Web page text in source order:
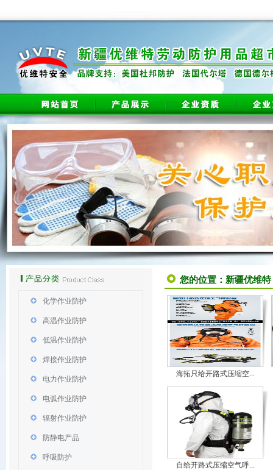
化学作业防护
高温作业防护
低温作业防护
焊接作业防护
电力作业防护
电弧作业防护
辐射作业防护
防静电产品
呼吸防护
您的位置： 新疆优维特
海拓只给开路式压缩空...
自给开路式压缩空气呼...